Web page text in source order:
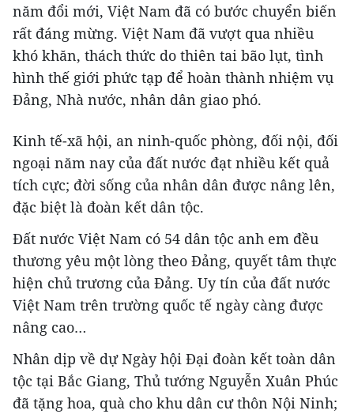
năm đổi mới, Việt Nam đã có bước chuyển biến
rất đáng mừng. Việt Nam đã vượt qua nhiều
khó khăn, thách thức do thiên tai bão lụt, tình
hình thế giới phức tạp để hoàn thành nhiệm vụ
Đảng, Nhà nước, nhân dân giao phó.
Kinh tế-xã hội, an ninh-quốc phòng, đối nội, đối
ngoại năm nay của đất nước đạt nhiều kết quả
tích cực; đời sống của nhân dân được nâng lên,
đặc biệt là đoàn kết dân tộc.
Đất nước Việt Nam có 54 dân tộc anh em đều
thương yêu một lòng theo Đảng, quyết tâm thực
hiện chủ trương của Đảng. Uy tín của đất nước
Việt Nam trên trường quốc tế ngày càng được
nâng cao…
Nhân dịp về dự Ngày hội Đại đoàn kết toàn dân
tộc tại Bắc Giang, Thủ tướng Nguyễn Xuân Phúc
đã tặng hoa, quà cho khu dân cư thôn Nội Ninh;